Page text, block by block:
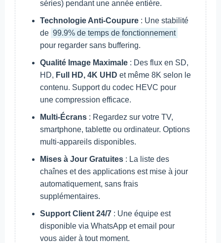
séries) pendant une année entière.
Technologie Anti-Coupure : Une stabilité
de 99.9% de temps de fonctionnement
pour regarder sans buffering.
Qualité Image Maximale : Des flux en SD,
HD, Full HD, 4K UHD et même 8K selon le
contenu. Support du codec HEVC pour
une compression efficace.
Multi-Écrans : Regardez sur votre TV,
smartphone, tablette ou ordinateur. Options
multi-appareils disponibles.
Mises à Jour Gratuites : La liste des
chaînes et des applications est mise à jour
automatiquement, sans frais
supplémentaires.
Support Client 24/7 : Une équipe est
disponible via WhatsApp et email pour
vous aider à tout moment.